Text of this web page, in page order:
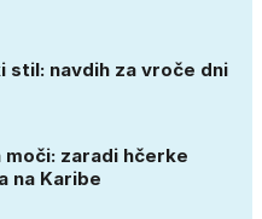
stil: navdih za vroče dni
zaradi hčerke
na Karibe